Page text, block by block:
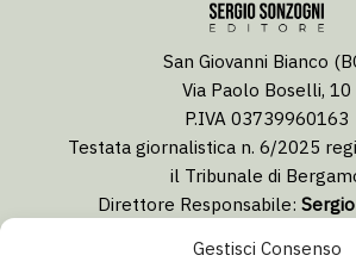
Gestisci Consenso
San Giovanni Bianco
Via Paolo Boselli, 10
P.IVA 03739960163
Testata giornalistica n. 6/2025
il Tribunale di
Direttore Responsabile: